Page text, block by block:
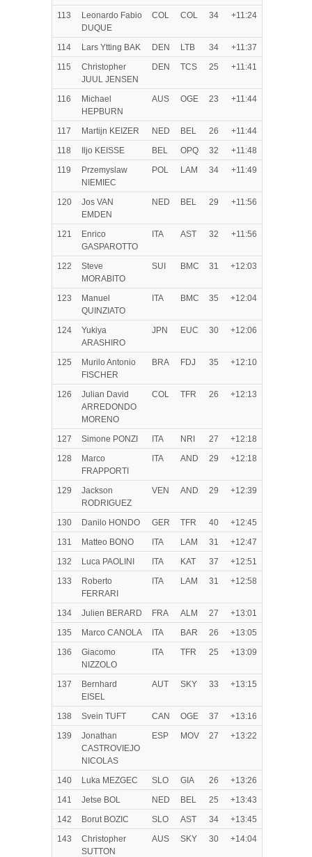
113
Leonardo Fabio
DUQUE
COL COL 34 +11:24
114 Lars Ytting BAK DEN LTB 34
+11:37
115
Christopher
JUUL JENSEN
DEN TCS 25 +11:41
116
Michael
HEPBURN
AUS OGE 23 +11:44
117 Martijn KEIZER NED BEL 26
+11:44
118
Iljo KEISSE BEL OPQ 32
+11:48
119
Przemyslaw
NIEMIEC
POL LAM 34 +11:49
120
Jos VAN
EMDEN
NED BEL 29 +11:56
121
Enrico
GASPAROTTO
ITA AST 32 +11:56
122
Steve
MORABITO
SUI BMC 31 +12:03
123
Manuel
QUINZIATO
ITA BMC 35 +12:04
124
Yukiya
ARASHIRO
JPN EUC 30 +12:06
125
Murilo Antonio
FISCHER
BRA FDJ 35 +12:10
126
Julian David
ARREDONDO
MORENO
COL TFR 26 +12:13
127 Simone PONZI ITA NRI 27
+12:18
128
Marco
FRAPPORTI
ITA AND 29 +12:18
129
Jackson
RODRIGUEZ
VEN AND 29 +12:39
130 Danilo HONDO GER TFR 40
+12:45
131
Matteo BONO ITA LAM 31
+12:47
132
Luca PAOLINI ITA KAT 37
+12:51
133
Roberto
FERRARI
ITA LAM 31 +12:58
134 Julien BERARD FRA ALM 27
+13:01
135
Marco CANOLA ITA BAR 26
+13:05
136
Giacomo
NIZZOLO
ITA TFR 25 +13:09
137
Bernhard
EISEL
AUT SKY 33 +13:15
138 Svein TUFT CAN OGE 37
+13:16
139
Jonathan
CASTROVIEJO
NICOLAS
ESP MOV 27 +13:22
140 Luka MEZGEC SLO GIA 26
+13:26
141
Jetse BOL NED BEL 25
+13:43
142
Borut BOZIC SLO AST 34
+13:45
143
Christopher
SUTTON
AUS SKY 30 +14:04